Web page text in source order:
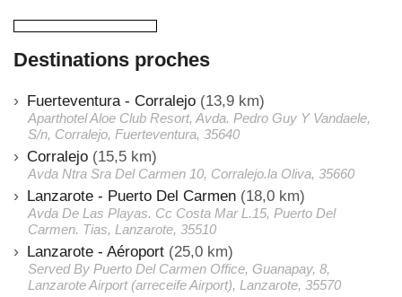
Destinations proches
Fuerteventura - Corralejo (13,9 km)
Aparthotel Aloe Club Resort, Avda. Pedro Guy Y Vandaele,
S/n, Corralejo, Fuerteventura, 35640
Corralejo (15,5 km)
Avda Ntra Sra Del Carmen 10, Corralejo.la Oliva, 35660
Lanzarote - Puerto Del Carmen (18,0 km)
Avda De Las Playas. Cc Costa Mar L.15, Puerto Del
Carmen. Tias, Lanzarote, 35510
Lanzarote - Aéroport (25,0 km)
Served By Puerto Del Carmen Office, Guanapay, 8,
Lanzarote Airport (arreceife Airport), Lanzarote, 35570